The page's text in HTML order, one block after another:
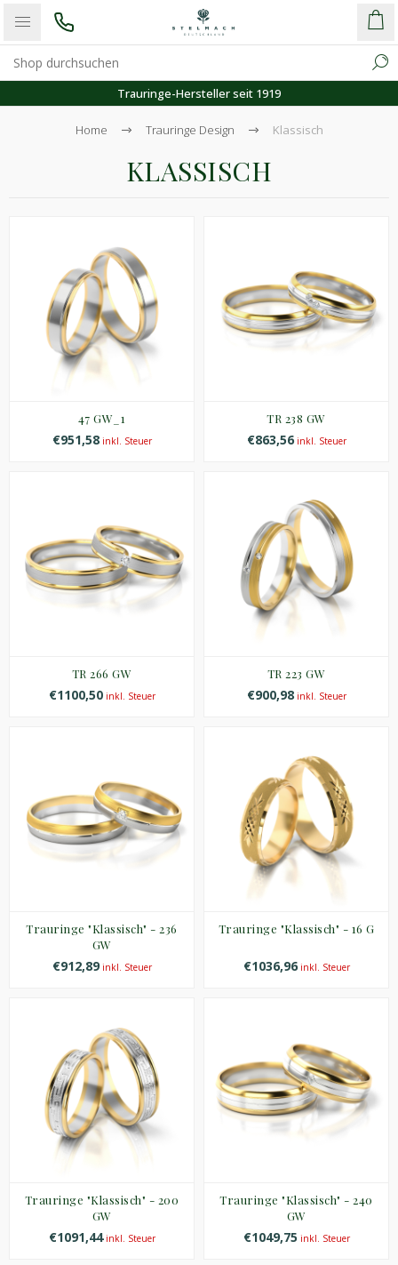
Trauringe-Hersteller seit 1919
Home Trauringe Design Klassisch
KLASSISCH
47 GW_1
€951,58inkl. Steuer
TR 238 GW
€863,56inkl. Steuer
TR 266 GW
€1100,50inkl. Steuer
TR 223 GW
€900,98inkl. Steuer
Trauringe "Klassisch" - 236
GW
€912,89inkl. Steuer
Trauringe "Klassisch" - 16 G
€1036,96inkl. Steuer
Trauringe "Klassisch" - 200
GW
€1091,44inkl. Steuer
Trauringe "Klassisch" - 240
GW
€1049,75 inkl. Steuer